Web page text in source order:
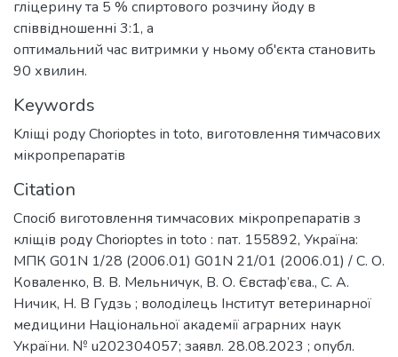
гліцерину та 5 % спиртового розчину йоду в
співвідношенні 3:1, а
оптимальний час витримки у ньому об'єкта становить
90 хвилин.
Keywords
Kліщі роду Chorioptes in toto, виготовлення тимчасових
мікропрепаратів
Citation
Спосіб виготовлення тимчасових мікропрепаратів з
кліщів роду Chorioptes in toto : пат. 155892, Україна:
МПК G01N 1/28 (2006.01) G01N 21/01 (2006.01) / С. О.
Коваленко, В. В. Мельничук, В. О. Євстаф’єва., С. А.
Ничик, Н. В Гудзь ; володілець Інститут ветеринарної
медицини Національної академії аграрних наук
України. № u202304057; заявл. 28.08.2023 ; опубл.